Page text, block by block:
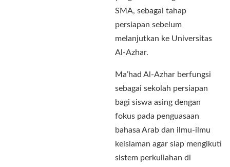
SMA, sebagai tahap
persiapan sebelum
melanjutkan ke Universitas
Al-Azhar.
Ma’had Al-Azhar berfungsi
sebagai sekolah persiapan
bagi siswa asing dengan
fokus pada penguasaan
bahasa Arab dan ilmu-ilmu
keislaman agar siap mengikuti
sistem perkuliahan di